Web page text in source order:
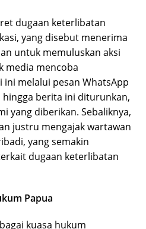
dugaan keterlibatan
yang disebut menerima
untuk memuluskan aksi
media mencoba
melalui pesan WhatsApp
hingga berita ini diturunkan,
yang diberikan. Sebaliknya,
justru mengajak wartawan
yang semakin
dugaan keterlibatan
Papua
kuasa hukum